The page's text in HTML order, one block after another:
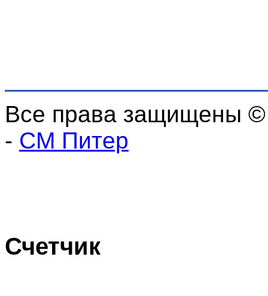
Все права защищены
- СМ Питер
Счетчик